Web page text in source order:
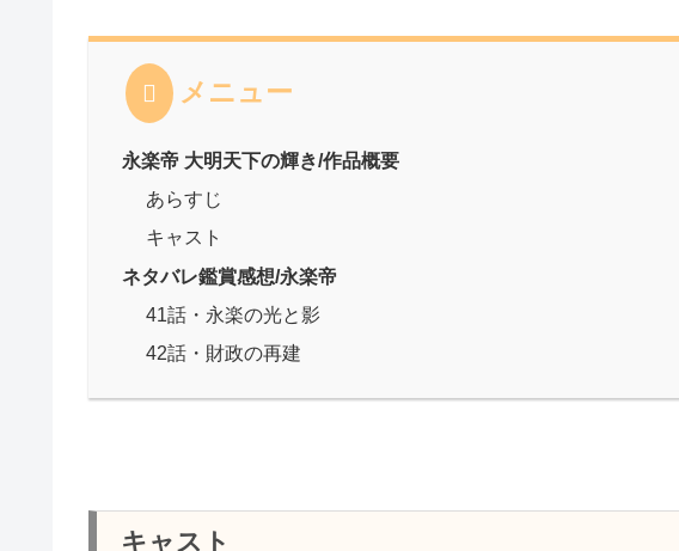
メニュー
永楽帝 大明天下の輝き/作品概要
あらすじ
キャスト
ネタバレ鑑賞感想/永楽帝
41話・永楽の光と影
42話・財政の再建
キャスト